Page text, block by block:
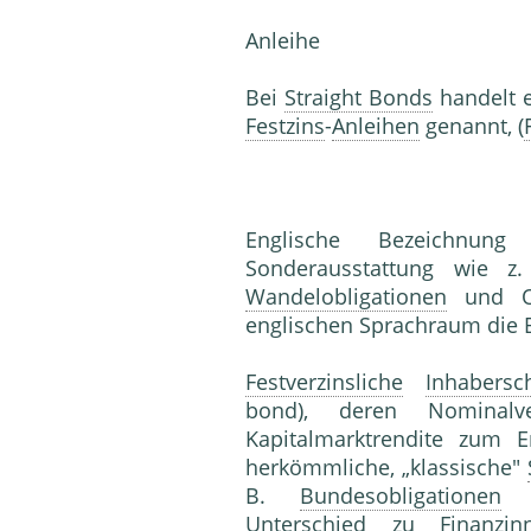
Anleihe
Bei Straight Bonds handelt
Festzins-Anleihen genannt, (
Englische
Sonderausstattung wie
Wandelobligationen und
englischen Sprachraum die
Festverzinsliche
bond), deren
Kapitalmarktrendite zum
herkömmliche, „klassische"
B. Bundesobligationen
Unterschied zu